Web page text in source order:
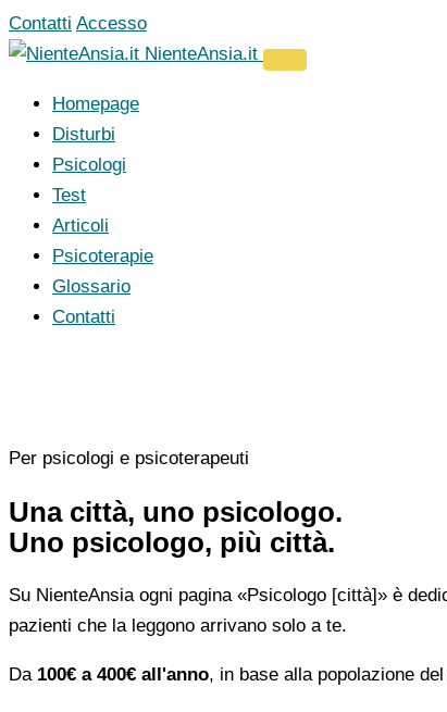
Vai
al
Contatti Accesso
NienteAnsia.it
Homepage
Disturbi
Psicologi
Test
Articoli
Psicoterapie
Glossario
Contatti
Per psicologi e psicoterapeuti
Una città, uno psicologo.
Uno psicologo, più città.
Su NienteAnsia ogni pagina «Psicologo [città]» è
pazienti che la leggono arrivano solo a te.
Da 100€ a 400€ all'anno, in base alla popolazione